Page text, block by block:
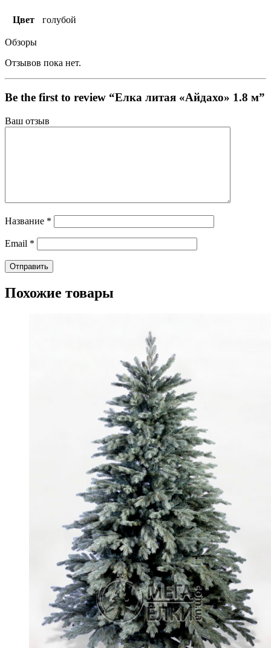
Цвет голубой
Обзоры
Отзывов пока нет.
Be the first to review “Елка литая «Айдахо» 1.8 м”
Ваш отзыв
Название *
Email *
Похожие товары